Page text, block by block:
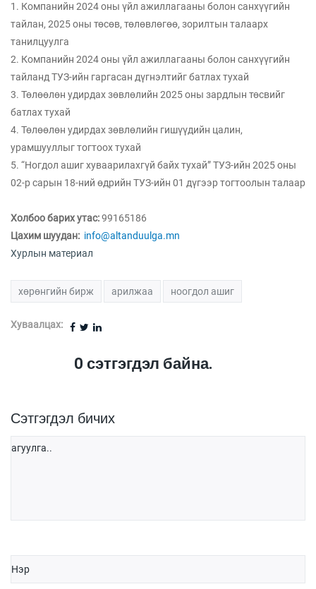
1. Компанийн 2024 оны үйл ажиллагааны болон санхүүгийн
тайлан, 2025 оны төсөв, төлөвлөгөө, зорилтын талаарх
танилцуулга
2. Компанийн 2024 оны үйл ажиллагааны болон санхүүгийн
тайланд ТУЗ-ийн гаргасан дүгнэлтийг батлах тухай
3. Төлөөлөн удирдах зөвлөлийн 2025 оны зардлын төсвийг
батлах тухай
4. Төлөөлөн удирдах зөвлөлийн гишүүдийн цалин,
урамшууллыг тогтоох тухай
5. “Ногдол ашиг хуваарилахгүй байх тухай” ТУЗ-ийн 2025 оны
02-р сарын 18-ний өдрийн ТУЗ-ийн 01 дүгээр тогтоолын талаар
Холбоо барих утас:99165186
Цахим шуудан: info@altanduulga.mn
Хурлын материал
хөрөнгийн бирж арилжаа ноогдол ашиг
Хуваалцах:
0сэтгэгдэл байна.
Сэтгэгдэл бичих